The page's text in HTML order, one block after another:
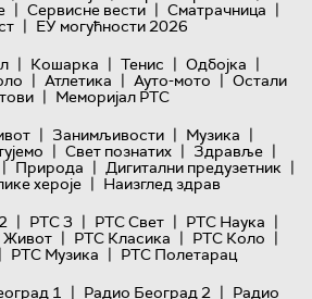
| Сервисне вести | Сматрачница |
| ЕУ могућности 2026
| Кошарка | Тенис | Одбојка |
| Атлетика | Ауто-мото | Остали
| Меморијал РТС
| Занимљивости | Музика |
| Свет познатих | Здравље |
| Природа | Дигитални предузетник |
хероје | Наизглед здрав
| РТС 3 | РТС Свет | РТС Наука |
Живот | РТС Класика | РТС Коло |
| РТС Музика | РТС Полетарац
1 | Радио Београд 2 | Радио